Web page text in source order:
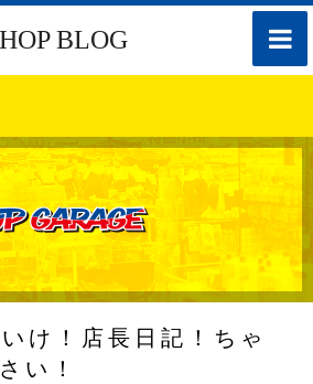
toggle
BLOG
け！店長日記！ちゃ
い！